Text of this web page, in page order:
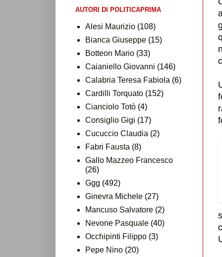
AUTORI DI POLITICAPRIMA
Alesi Maurizio (108)
Bianca Giuseppe (15)
Botteon Mario (33)
Caianiello Giovanni (146)
Calabria Teresa Fabiola (6)
Cardilli Torquato (152)
Cianciolo Totò (4)
Consiglio Gigi (17)
Cucuccio Claudia (2)
Fabri Fausta (8)
Gallo Mazzeo Francesco
(26)
Ggg (492)
Ginevra Michele (27)
Mancuso Salvatore (2)
Nevone Pasquale (40)
Occhipinti Filippo (3)
Pepe Nino (20)